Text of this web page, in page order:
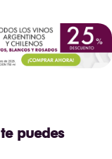
puedes